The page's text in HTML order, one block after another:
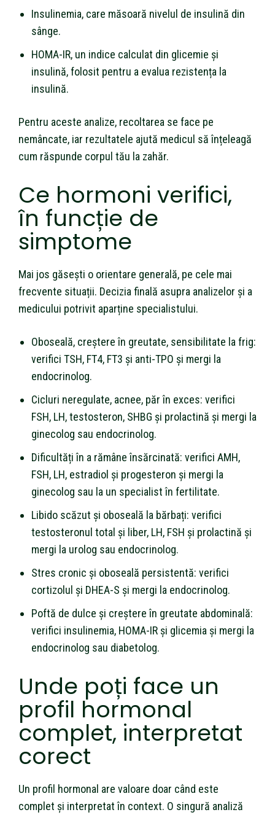
Insulinemia, care măsoară nivelul de insulină din
sânge.
HOMA-IR, un indice calculat din glicemie și
insulină, folosit pentru a evalua rezistența la
insulină.
Pentru aceste analize, recoltarea se face pe
nemâncate, iar rezultatele ajută medicul să înțeleagă
cum răspunde corpul tău la zahăr.
Ce hormoni verifici,
în funcție de
simptome
Mai jos găsești o orientare generală, pe cele mai
frecvente situații. Decizia finală asupra analizelor și a
medicului potrivit aparține specialistului.
Oboseală, creștere în greutate, sensibilitate la frig:
verifici TSH, FT4, FT3 și anti-TPO și mergi la
endocrinolog.
Cicluri neregulate, acnee, păr în exces: verifici
FSH, LH, testosteron, SHBG și prolactină și mergi la
ginecolog sau endocrinolog.
Dificultăți în a rămâne însărcinată: verifici AMH,
FSH, LH, estradiol și progesteron și mergi la
ginecolog sau la un specialist în fertilitate.
Libido scăzut și oboseală la bărbați: verifici
testosteronul total și liber, LH, FSH și prolactină și
mergi la urolog sau endocrinolog.
Stres cronic și oboseală persistentă: verifici
cortizolul și DHEA-S și mergi la endocrinolog.
Poftă de dulce și creștere în greutate abdominală:
verifici insulinemia, HOMA-IR și glicemia și mergi la
endocrinolog sau diabetolog.
Unde poți face un
profil hormonal
complet, interpretat
corect
Un profil hormonal are valoare doar când este
complet și interpretat în context. O singură analiză